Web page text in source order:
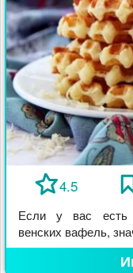
4.5
Если у вас есть
венских вафель,